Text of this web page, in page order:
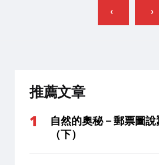
推薦文章
自然的奧秘－郵票圖
（下）